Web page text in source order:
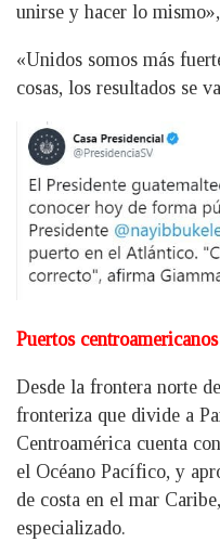
unirse y hacer lo
«Unidos somos más
cosas, los resultados se
Puertos centroamericanos
Desde la frontera norte
fronteriza que divide a
Centroamérica cuenta
el Océano Pacífico, y
de costa en el mar
especializado.